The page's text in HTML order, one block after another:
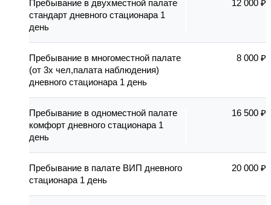
Пребывание в двухместной палате
стандарт дневного стационара 1
день
12 000 ₽
Пребывание в многоместной палате
(от 3х чел,палата наблюдения)
дневного стационара 1 день
8 000 ₽
Пребывание в одноместной палате
комфорт дневного стационара 1
день
16 500 ₽
Пребывание в палате ВИП дневного
стационара 1 день
20 000 ₽